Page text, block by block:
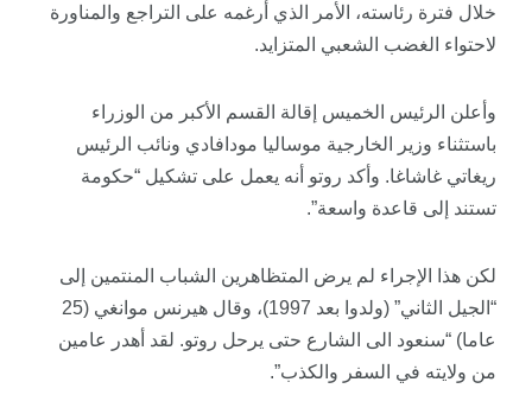
خلال فترة رئاسته، الأمر الذي أرغمه على التراجع والمناورة
لاحتواء الغضب الشعبي المتزايد.
وأعلن الرئيس الخميس إقالة القسم الأكبر من الوزراء
باستثناء وزير الخارجية موساليا مودافادي ونائب الرئيس
ريغاتي غاشاغا. وأكد روتو أنه يعمل على تشكيل “حكومة
تستند إلى قاعدة واسعة”.
لكن هذا الإجراء لم يرض المتظاهرين الشباب المنتمين إلى
“الجيل الثاني” (ولدوا بعد 1997)، وقال هيرنس موانغي (25
عاما) “سنعود الى الشارع حتى يرحل روتو. لقد أهدر عامين
من ولايته في السفر والكذب”.